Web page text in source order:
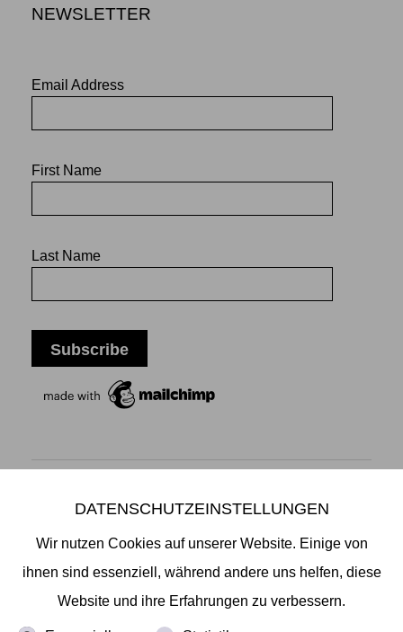
NEWSLETTER
Email Address
First Name
Last Name
Mikiko Sato Gallery ı Klosterwall 13 ı 20095 Hamburg
Öffnungszeiten:
Di - Fr 13.00 - 19.00 ı Sa 13.00 - 18.00 u.n.V
DATENSCHUTZEINSTELLUNGEN
Wir nutzen Cookies auf unserer Website. Einige von
ihnen sind essenziell, während andere uns helfen, diese
Website und ihre Erfahrungen zu verbessern.